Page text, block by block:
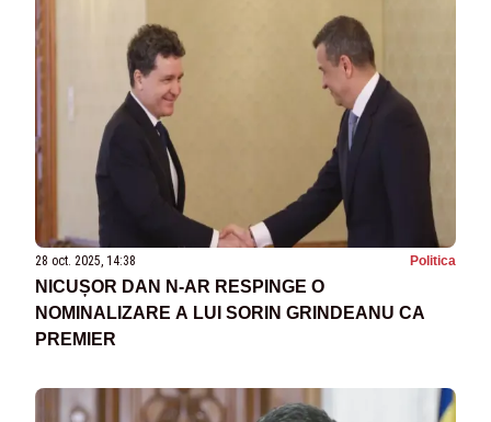
28 oct. 2025, 14:38 Politica
NICUȘOR DAN N-AR RESPINGE O
NOMINALIZARE A LUI SORIN GRINDEANU CA
PREMIER